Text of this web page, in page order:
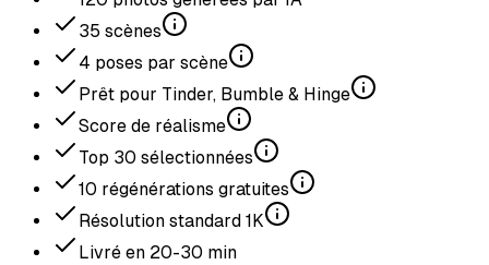
35 scènes
4 poses par scène
Prêt pour Tinder, Bumble & Hinge
Score de réalisme
Top 30 sélectionnées
10 régénérations gratuites
Résolution standard 1K
Livré en 20-30 min